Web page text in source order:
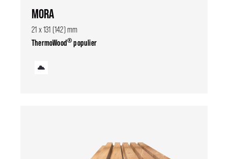
MORA
21 x 131 (142) mm
ThermoWood®populier